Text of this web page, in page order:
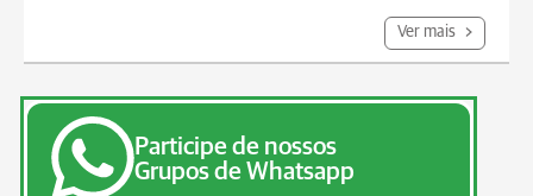
Ver mais
Participe de nossos
Grupos de Whatsapp